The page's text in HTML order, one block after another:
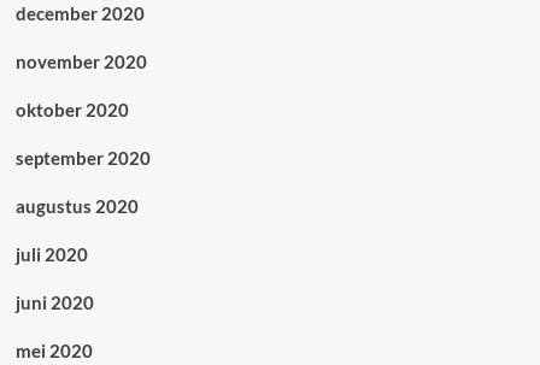
december 2020
november 2020
oktober 2020
september 2020
augustus 2020
juli 2020
juni 2020
mei 2020